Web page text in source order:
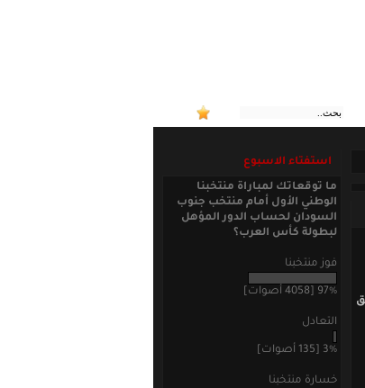
استفتاء الاسبوع
ما توقعاتك لمباراة منتخبنا
الوطني الأول أمام منتخب جنوب
السودان لحساب الدور المؤهل
لبطولة كأس العرب؟
فوز منتخبنا
97% [4058 أصوات]
التعادل
3% [135 أصوات]
خسارة منتخبنا